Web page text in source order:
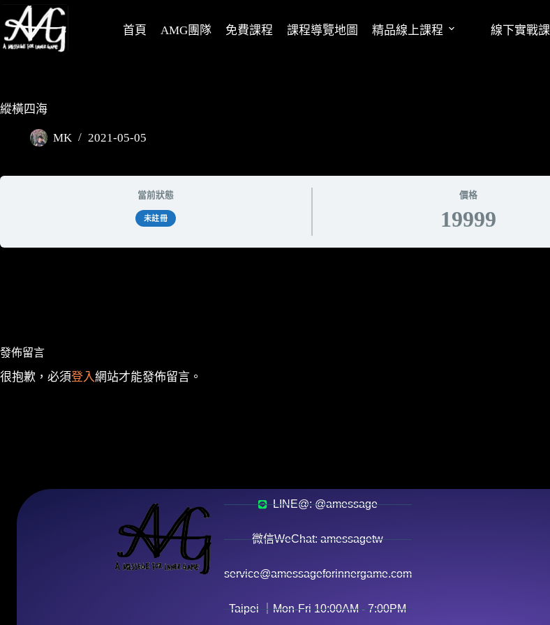
首頁 AMG團隊 免費課程 課程導覽地圖 精品線上課程 線下實戰課
縱橫四海
MK 2021-05-05
當前狀態
未註冊
價格
19999
發佈留言
很抱歉，必須登入網站才能發佈留言。
LINE@: @amessage
微信WeChat: amessagetw
service@amessageforinnergame.com
Taipei ｜Mon-Fri 10:00AM - 7:00PM